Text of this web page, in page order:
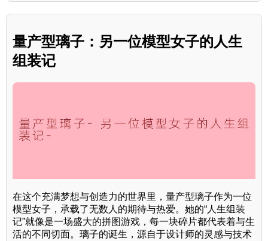
量产型璃子：另一位模型女子的人生
组装记
在这个充满梦想与创造力的世界里，量产型璃子作为一位
模型女子，承载了无数人的期待与热爱。她的“人生组装
记”就像是一场盛大的拼图游戏，每一块碎片都代表着与生
活的不同切面。璃子的诞生，源自于设计师的灵感与技术